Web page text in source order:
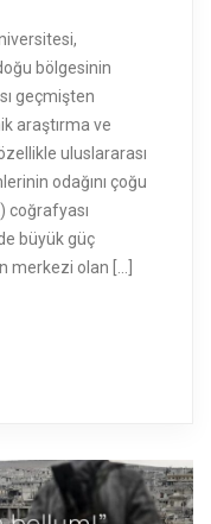
bölgesinin
geçmişten
araştırma ve
uluslararası
odağını çoğu
coğrafyası
büyük güç
merkezi olan […]